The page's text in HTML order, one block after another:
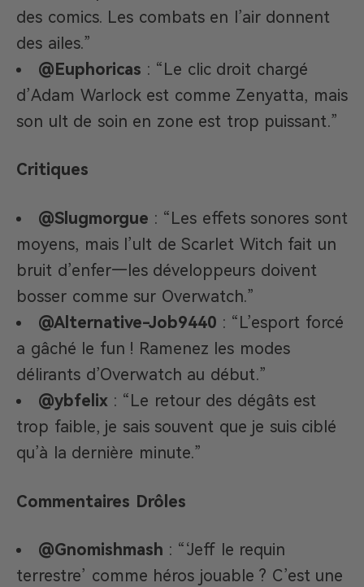
des comics. Les combats en l’air donnent
des ailes.”
@Euphoricas : “Le clic droit chargé
d’Adam Warlock est comme Zenyatta, mais
son ult de soin en zone est trop puissant.”
Critiques
@Slugmorgue : “Les effets sonores sont
moyens, mais l’ult de Scarlet Witch fait un
bruit d’enfer—les développeurs doivent
bosser comme sur Overwatch.”
@Alternative-Job9440 : “L’esport forcé
a gâché le fun ! Ramenez les modes
délirants d’Overwatch au début.”
@ybfelix : “Le retour des dégâts est
trop faible, je sais souvent que je suis ciblé
qu’à la dernière minute.”
Commentaires Drôles
@Gnomishmash : “‘Jeff le requin
terrestre’ comme héros jouable ? C’est une